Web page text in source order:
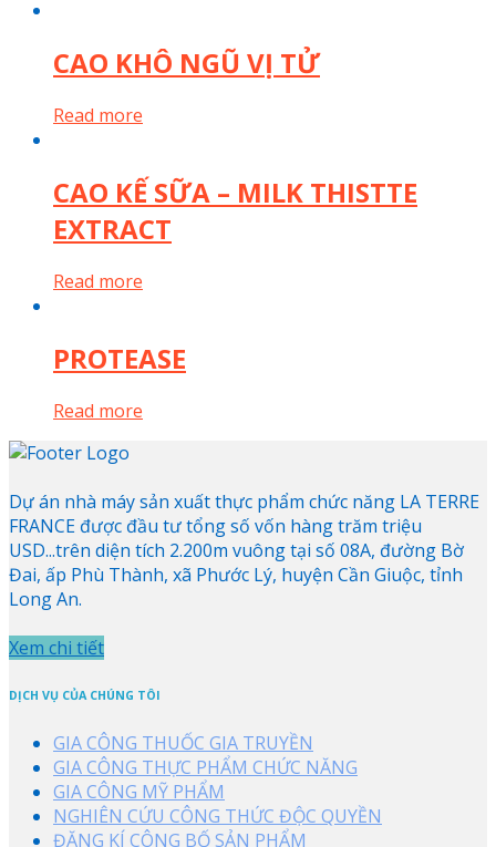
CAO KHÔ NGŨ VỊ TỬ
Read more
CAO KẾ SỮA – MILK THISTTE
EXTRACT
Read more
PROTEASE
Read more
Dự án nhà máy sản xuất thực phẩm chức năng LA TERRE
FRANCE được đầu tư tổng số vốn hàng trăm triệu
USD...trên diện tích 2.200m vuông tại số 08A, đường Bờ
Đai, ấp Phù Thành, xã Phước Lý, huyện Cần Giuộc, tỉnh
Long An.
Xem chi tiết
DỊCH VỤ CỦA CHÚNG TÔI
GIA CÔNG THUỐC GIA TRUYỀN
GIA CÔNG THỰC PHẨM CHỨC NĂNG
GIA CÔNG MỸ PHẨM
NGHIÊN CỨU CÔNG THỨC ĐỘC QUYỀN
ĐĂNG KÍ CÔNG BỐ SẢN PHẨM